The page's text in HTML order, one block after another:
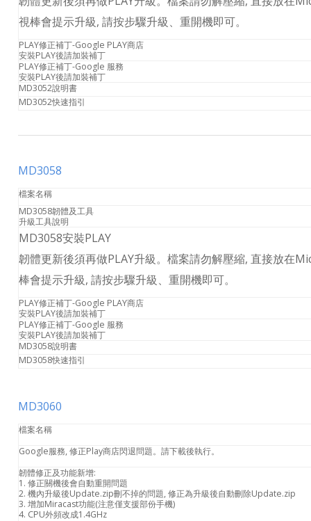
視棒會提示升級, 請按步驟升級、重開機即可。
PLAY修正補丁-Google PLAY商店
安裝PLAY後請加裝補丁
PLAY修正補丁-Google 服務
安裝PLAY後請加裝補丁
MD3052說明書
MD3052快速指引
MD3058
檔案名稱
MD3058韌體及工具
升級工具說明
MD3058安裝PLAY
韌體更新後須再做PLAY升級。檔案請勿解壓縮, 直接放在
棒會提示升級, 請按步驟升級、重開機即可。
PLAY修正補丁-Google PLAY商店
安裝PLAY後請加裝補丁
PLAY修正補丁-Google 服務
安裝PLAY後請加裝補丁
MD3058說明書
MD3058快速指引
MD3060
檔案名稱
Google服務, 修正Play商店閃退問題。請下載後執行。
韌體修正及功能新增:
1. 修正關機後會自動重開問題
2. 機內升級後Update.zip刪不掉的問題, 修正為升級後自動刪除Update.zip
3. 增加Miracast功能(注意僅支援部份手機)
4. CPU外頻改成1.4GHz